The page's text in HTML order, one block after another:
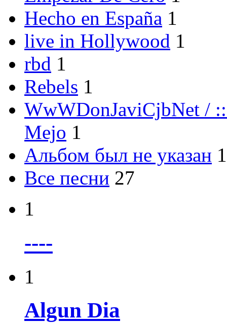
Hecho en España 1
live in Hollywood 1
rbd 1
Rebels 1
WwWDonJaviCjbNet /
Mejo 1
Альбом был не указан
Все песни 27
1
----
1
Algun Dia